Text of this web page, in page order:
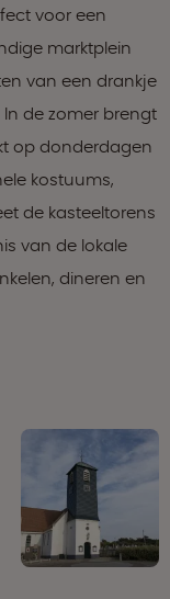
voor een
marktplein
van een drankje
de zomer brengt
op donderdagen
kostuums,
de kasteeltorens
van de lokale
dineren en